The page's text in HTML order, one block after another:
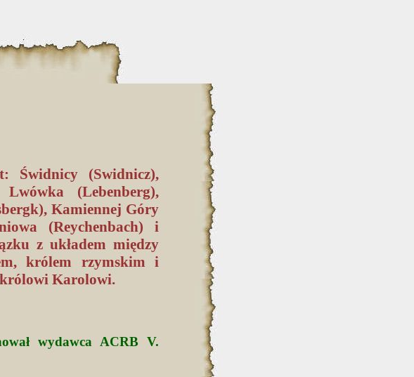
Świdnicy (Swidnicz),
(Lebenberg),
Kamiennej Góry
(Reychenbach) i
z układem między
królem rzymskim i
królowi Karolowi.
wydawca ACRB V.